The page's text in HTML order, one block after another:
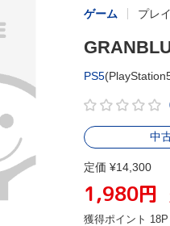
ゲーム プレ
PS5
中
定価 ¥14,300
1,980円
獲得ポイント 18P